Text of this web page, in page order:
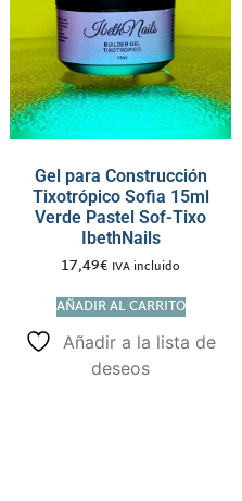
Gel para Construcción
Tixotrópico Sofia 15ml
Verde Pastel Sof-Tixo
IbethNails
17,49€ IVA incluido
AÑADIR AL CARRITO
Añadir a la lista de
deseos